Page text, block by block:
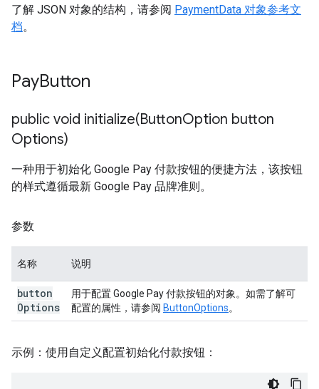
了解 JSON 对象的结构，请参阅 PaymentData 对象参考文
档。
PayButton
public void initialize(ButtonOption button
Options)
一种用于初始化 Google Pay 付款按钮的便捷方法，该按钮
的样式遵循最新 Google Pay 品牌准则。
参数
名称 说明
button
Options
用于配置 Google Pay 付款按钮的对象。如需了解可
配置的属性，请参阅 ButtonOptions。
示例：使用自定义配置初始化付款按钮：